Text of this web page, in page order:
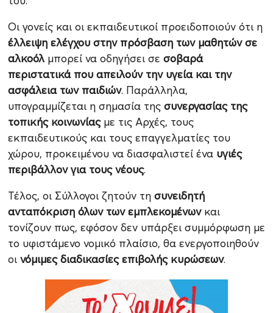
Οι γονείς και οι εκπαιδευτικοί προειδοποιούν ότι η
έλλειψη ελέγχου στην πρόσβαση των μαθητών σε
αλκοόλμπορεί να οδηγήσει σε σοβαρά
περιστατικά που απειλούν την υγεία και την
ασφάλεια των παιδιών. Παράλληλα,
υπογραμμίζεται η σημασία της συνεργασίας της
τοπικής κοινωνίαςμε τις Αρχές, τους
εκπαιδευτικούς και τους επαγγελματίες του
χώρου, προκειμένου να διασφαλιστεί ένα υγιές
περιβάλλον για τους νέους.
Τέλος, οι Σύλλογοι ζητούν τη συνειδητή
ανταπόκριση όλων των εμπλεκομένωνκαι
τονίζουν πως, εφόσον δεν υπάρξει συμμόρφωση με
το υφιστάμενο νομικό πλαίσιο, θα ενεργοποιηθούν
οι νόμιμες διαδικασίες επιβολής κυρώσεων.